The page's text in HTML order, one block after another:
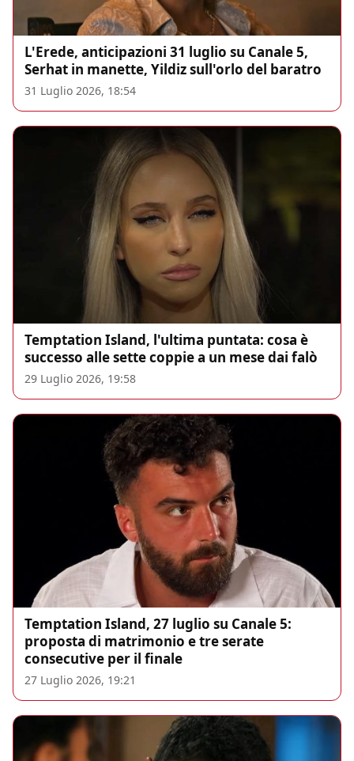
L'Erede, anticipazioni 31 luglio su Canale 5,
Serhat in manette, Yildiz sull'orlo del baratro
31 Luglio 2026, 18:54
Temptation Island, l'ultima puntata: cosa è
successo alle sette coppie a un mese dai falò
29 Luglio 2026, 19:58
Temptation Island, 27 luglio su Canale 5:
proposta di matrimonio e tre serate
consecutive per il finale
27 Luglio 2026, 19:21